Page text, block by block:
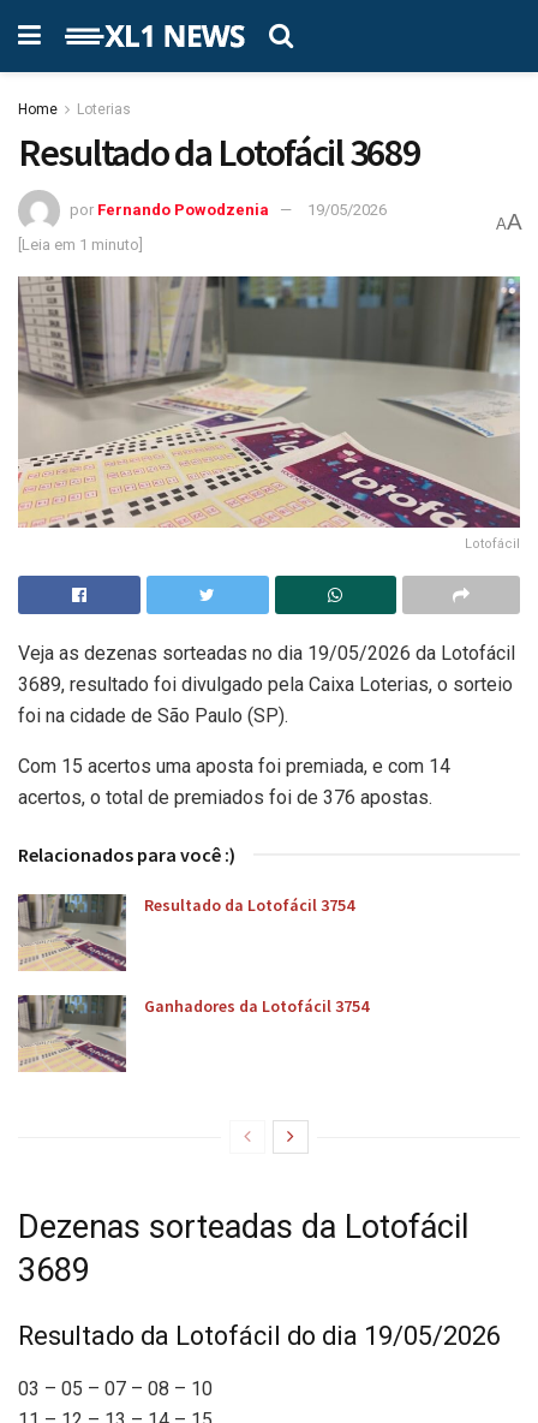
Home Loterias
Resultado da Lotofácil 3689
por Fernando Powodzenia
19/05/2026
[Leia em 1 minuto]
AA
Lotofácil
Veja as dezenas sorteadas no dia 19/05/2026 da Lotofácil
3689, resultado foi divulgado pela Caixa Loterias, o sorteio
foi na cidade de São Paulo (SP).
Com 15 acertos uma aposta foi premiada, e com 14
acertos, o total de premiados foi de 376 apostas.
Relacionados para você :)
Resultado da Lotofácil 3754
Ganhadores da Lotofácil 3754
Dezenas sorteadas da Lotofácil
3689
Resultado da Lotofácil do dia 19/05/2026
03 – 05 – 07 – 08 – 10